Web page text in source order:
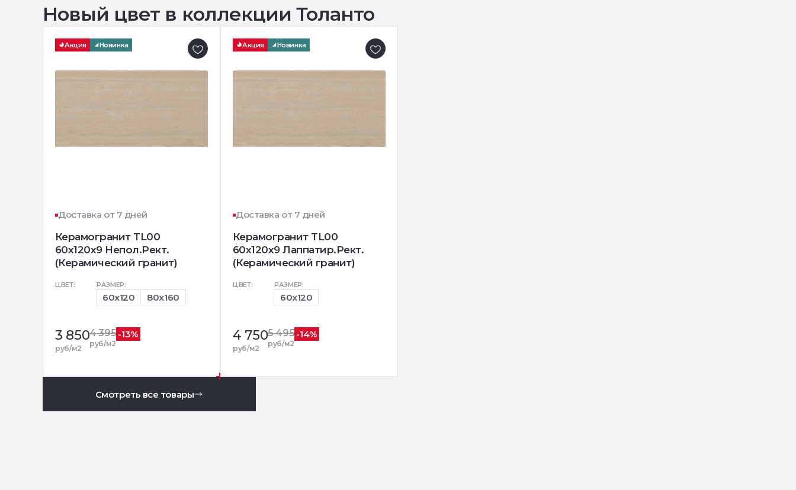
Новый цвет в коллекции Толанто
Акция Новинка
Доставка от 7 дней
Керамогранит TL00
60x120x9 Непол.Рект.
(Керамический гранит)
ЦВЕТ: РАЗМЕР:
60x120 80x160
3 850
руб/м2
4 395
руб/м2
-13%
Акция Новинка
Доставка от 7 дней
Керамогранит TL00
60x120x9 Лаппатир.Рект.
(Керамический гранит)
ЦВЕТ: РАЗМЕР:
60x120
4 750
руб/м2
5 495
руб/м2
-14%
Смотреть все товары